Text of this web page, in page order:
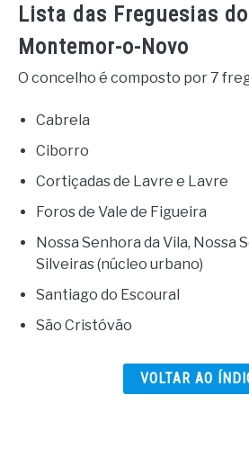
Lista das Freguesias
Montemor-o-Novo
O concelho é composto por 7
Cabrela
Ciborro
Cortiçadas de Lavre e Lavre
Foros de Vale de Figueira
Nossa Senhora da Vila, Nossa
Silveiras (núcleo urbano)
Santiago do Escoural
São Cristóvão
VOLTAR AO